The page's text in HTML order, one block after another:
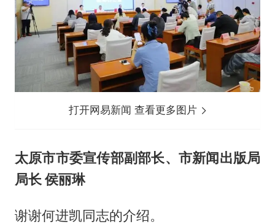
打开网易新闻 查看更多图片
太原市市委宣传部副部长、市新闻出版局
局长 侯丽琳
谢谢何进凯同志的介绍。